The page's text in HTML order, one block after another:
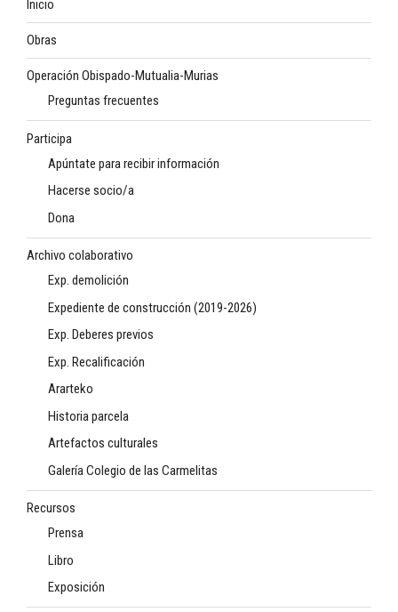
Inicio
Obras
Operación Obispado-Mutualia-Murias
Preguntas frecuentes
Participa
Apúntate para recibir información
Hacerse socio/a
Dona
Archivo colaborativo
Exp. demolición
Expediente de construcción (2019-2026)
Exp. Deberes previos
Exp. Recalificación
Ararteko
Historia parcela
Artefactos culturales
Galería Colegio de las Carmelitas
Recursos
Prensa
Libro
Exposición